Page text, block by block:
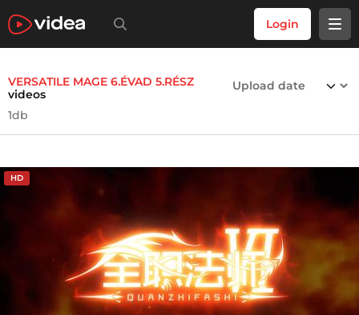
Login
VERSATILE MAGE 6.ÉVAD 5.RÉSZ
videos
1db
HD